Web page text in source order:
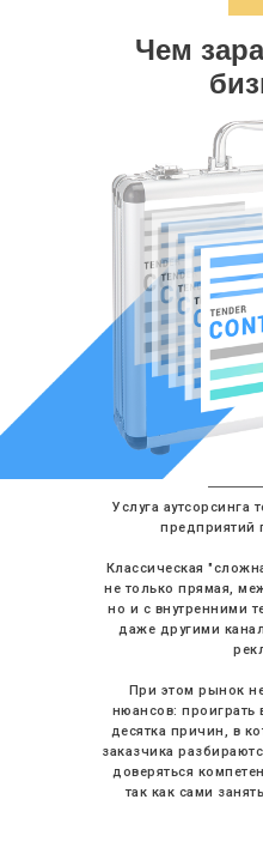
Чем
Услуга аутсорсинга
предприятий
Классическая
не только прямая,
но и с внутренними
даже другими
При этом рынок
нюансов: проиграть
десятка причин, в
заказчика
доверяться
так как сами